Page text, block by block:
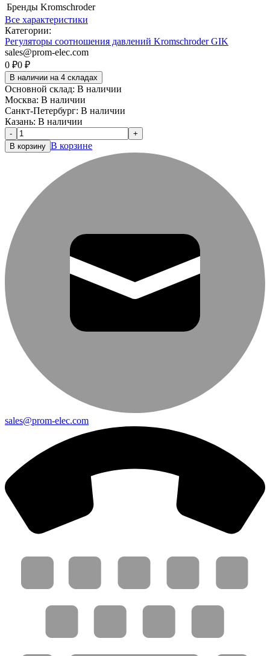
Бренды Kromschroder
Все характеристики
Категории:
Регуляторы соотношения давлений Kromschroder GIK
sales@prom-elec.com
0 ₽0 ₽
В наличии на 4 складах
Основной склад: В наличии
Москва: В наличии
Санкт-Петербург: В наличии
Казань: В наличии
-
+
В корзину В корзине
sales@prom-elec.com